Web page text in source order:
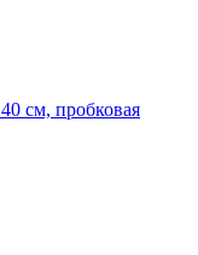
см, пробковая